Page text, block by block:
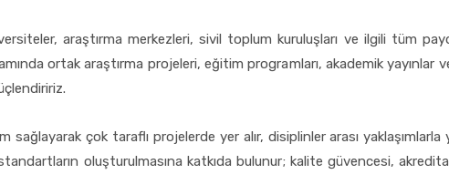
araştırma merkezleri, sivil toplum kuruluşları ve ilgili tüm
ortak araştırma projeleri, eğitim programları, akademik
sağlayarak çok taraflı projelerde yer alır, disiplinler arası
oluşturulmasına katkıda bulunur; kalite güvencesi,